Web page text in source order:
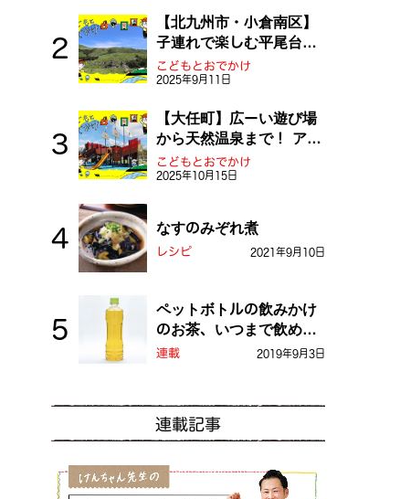
【北九州市・小倉南区】
子連れで楽しむ平尾台！
ふしぎな草原や千仏鍾乳
洞を探検しよう！
こどもとおでかけ
2025年9月11日
【大任町】広ーい遊び場
から天然温泉まで！ アミ
ューズメントな道の駅・
おおとう桜街道
こどもとおでかけ
2025年10月15日
なすのみぞれ煮
レシピ 2021年9月10日
ペットボトルの飲みかけ
のお茶、いつまで飲め
る？
連載 2019年9月3日
連載記事